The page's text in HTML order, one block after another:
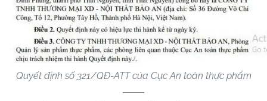
Quyết định số 321/QĐ-ATT của Cục An toàn thực phẩm